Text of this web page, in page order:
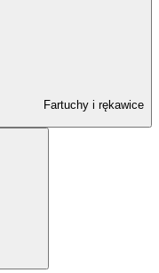
Fartuchy i rękawice